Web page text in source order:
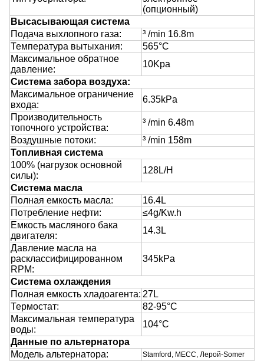
(опционный)
Высасывающая система
Подача выхлопного газа:
³ /min 16.8m
Температура вытыхания:
565°C
Максимальное обратное
давление:
10Kpa
Система забора воздуха:
Максимальное ограничение
входа:
6.35kPa
Производительность
топочного устройства:
³ /min 6.48m
Воздушные потоки:
³ /min 158m
Топливная система
100% (нагрузок основной
силы):
128L/H
Система масла
Полная емкость масла:
16.4L
Потребление нефти:
≤4g/Kw.h
Емкость масляного бака
двигателя:
14.3L
Давление масла на
расклассифицированном
RPM:
345kPa
Система охлаждения
Полная емкость хладоагента: 27L
Термостат:
82-95°C
Максимальная температура
воды:
104°C
Данные по альтернатора
Модель альтернатора:
Stamford, MECC, Лерой-Somer